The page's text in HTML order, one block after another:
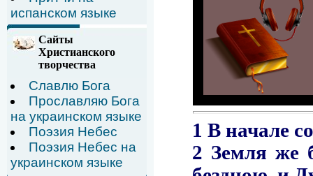
испанском языке
Сайты
Христианского
творчества
Славлю Бога
Прославляю Бога
на украинском языке
Поэзия Небес
Поэзия Небес на
украинском языке